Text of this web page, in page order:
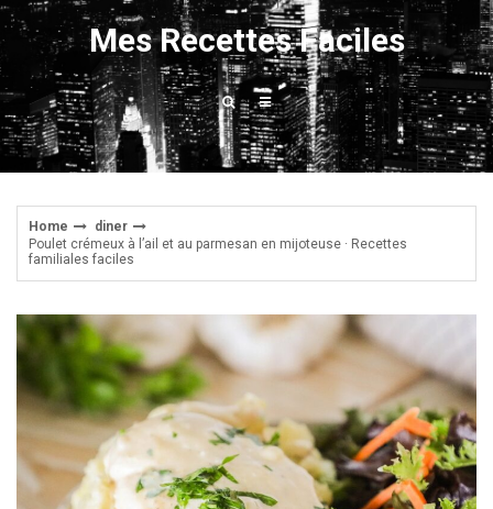
Skip
to
content
Mes Recettes Faciles
Home
diner
Poulet crémeux à l’ail et au parmesan en mijoteuse · Recettes
familiales faciles